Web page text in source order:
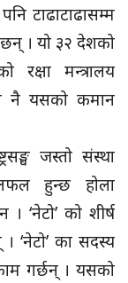
टाढाटाढासम्म
छन् । यो ३२ देशको
मन्त्रालय
नै यसको कमान
जस्तो संस्था
हुन्छ होला
। ‘नेटो’ को शीर्ष
‘नेटो’ का सदस्य
गर्छन् । यसको